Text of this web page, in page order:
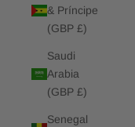
& Príncipe
(GBP £)
Saudi
Arabia
(GBP £)
Senegal